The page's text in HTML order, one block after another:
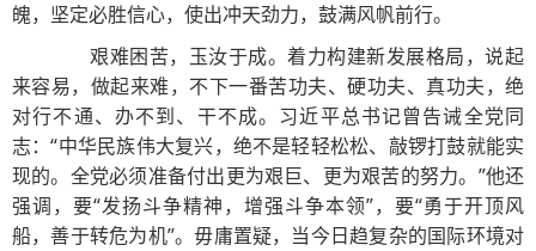
魄，坚定必胜信心，使出冲天劲力，鼓满风帆前行。
艰难困苦，玉汝于成。着力构建新发展格局，说起
来容易，做起来难，不下一番苦功夫、硬功夫、真功夫，绝
对行不通、办不到、干不成。习近平总书记曾告诫全党同
志：“中华民族伟大复兴，绝不是轻轻松松、敲锣打鼓就能实
现的。全党必须准备付出更为艰巨、更为艰苦的努力。”他还
强调，要“发扬斗争精神，增强斗争本领”，要“勇于开顶风
船，善于转危为机”。毋庸置疑，当今日趋复杂的国际环境对